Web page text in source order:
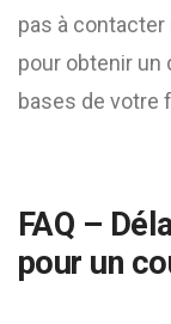
pas à contacter
pour obtenir un
bases de votre
FAQ –
pour un